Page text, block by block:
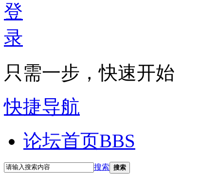
只需一步，快速开始
快捷导航
论坛首页BBS
搜索 搜索